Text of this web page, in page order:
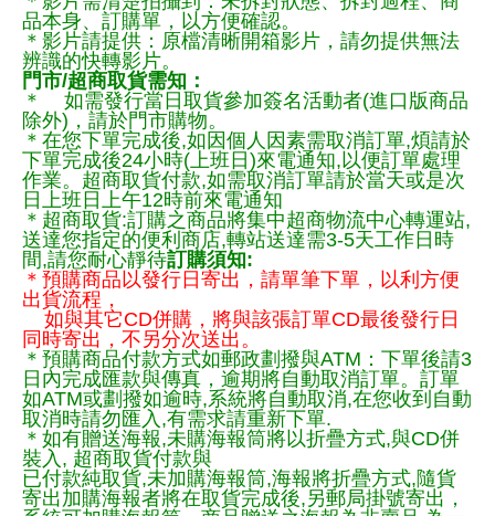
品本身、訂購單，以方便確認。
＊影片請提供：原檔清晰開箱影片，請勿提供無法
辨識的快轉影片。
門市/超商取貨需知：
＊ 如需發行當日取貨參加簽名活動者(進口版商品
除外)，請於門市購物。
＊在您下單完成後,如因個人因素需取消訂單,煩請於
下單完成後24小時(上班日)來電通知,以便訂單處理
作業。超商取貨付款,如需取消訂單請於當天或是次
日上班日上午12時前來電通知
＊超商取貨:訂購之商品將集中超商物流中心轉運站,
送達您指定的便利商店,轉站送達需3-5天工作日時
間,請您耐心靜待訂購須知:
＊預購商品以發行日寄出，請單筆下單，以利方便
出貨流程，
如與其它CD併購，將與該張訂單CD最後發行日
同時寄出，不另分次送出。
＊預購商品付款方式如郵政劃撥與ATM：下單後請3
日內完成匯款與傳真，逾期將自動取消訂單。訂單
如ATM或劃撥如逾時,系統將自動取消,在您收到自動
取消時請勿匯入,有需求請重新下單.
＊如有贈送海報,未購海報筒將以折疊方式,與CD併
裝入, 超商取貨付款與
已付款純取貨,未加購海報筒,海報將折疊方式,隨貨
寄出加購海報者將在取貨完成後,另郵局掛號寄出，